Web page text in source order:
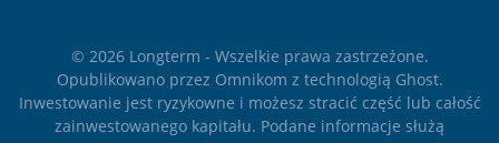
© 2026 Longterm - Wszelkie prawa zastrzeżone.
Opublikowano przez Omnikom z technologią Ghost.
Inwestowanie jest ryzykowne i możesz stracić część lub całość
zainwestowanego kapitału. Podane informacje służą